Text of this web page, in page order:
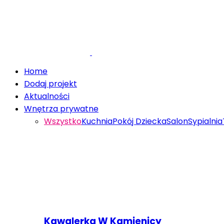
Home
Dodaj projekt
Aktualności
Wnętrza prywatne
WszystkoKuchniaPokój DzieckaSalonSypialnia
Kawalerka W Kamienicy